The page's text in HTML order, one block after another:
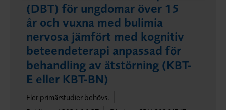
(DBT) för ungdomar över 15
år och vuxna med bulimia
nervosa jämfört med kognitiv
beteendeterapi anpassad för
behandling av ätstörning (KBT-
E eller KBT-BN)
Fler primärstudier behövs.